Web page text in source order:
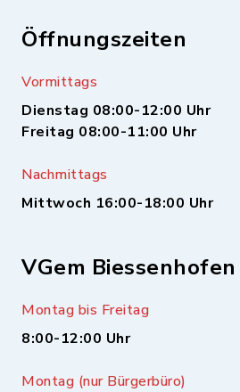
Öffnungszeiten
Vormittags
Dienstag 08:00-12:00 Uhr
Freitag 08:00-11:00 Uhr
Nachmittags
Mittwoch 16:00-18:00 Uhr
VGem Biessenhofen
Montag bis Freitag
8:00-12:00 Uhr
Montag (nur Bürgerbüro)